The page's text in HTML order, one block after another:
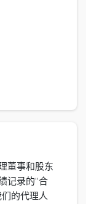
董事和股东
记录的“合
的代理人